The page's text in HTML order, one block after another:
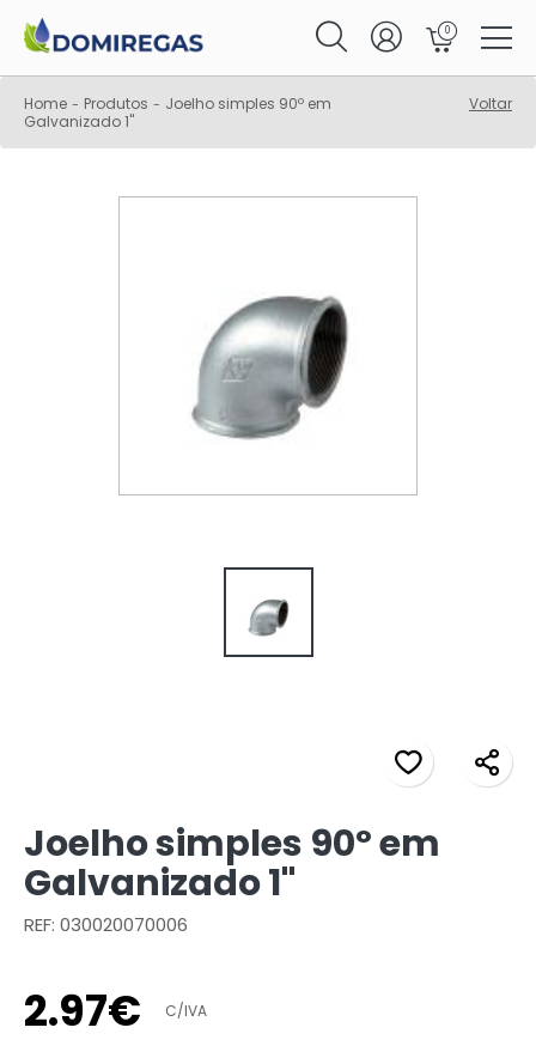
0
Home - Produtos - Joelho simples 90º em
Galvanizado 1"
Voltar
Joelho simples 90º em
Galvanizado 1"
REF: 030020070006
2.97€ C/IVA